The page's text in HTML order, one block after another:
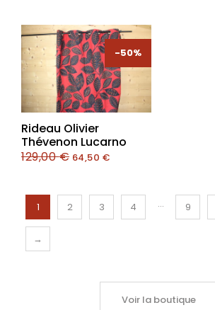
-50%
-50%
Rideau Olivier
Thévenon Lucarno
129,00€ 64,50 €
1 2 3 4 … 9
→
Voir la boutique